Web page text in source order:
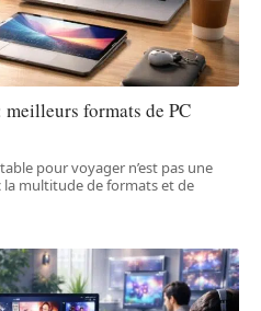
formats de PC
pour voyager n’est pas une
la multitude de formats et de